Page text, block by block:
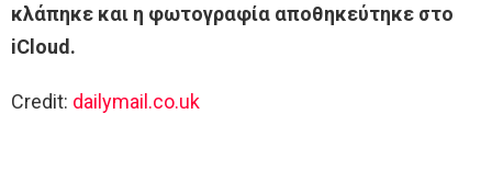
κλάπηκε και η φωτογραφία αποθηκεύτηκε στο
iCloud.
Credit: dailymail.co.uk